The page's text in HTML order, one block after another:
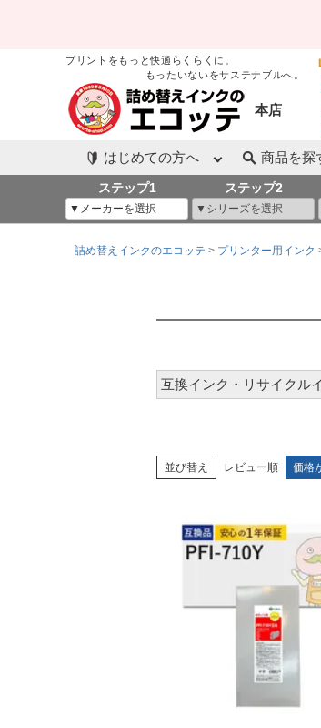
プリントをもっと快適らくらくに。
もったいないをサステナブルへ。
本店
はじめての方へ 商品を探
ステップ1 ステップ2
詰め替えインクのエコッテ プリンター用インク
互換インク・リサイクル
並び替え レビュー順 価格